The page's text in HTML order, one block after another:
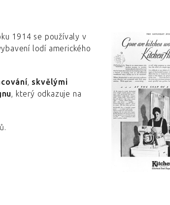
1914 se používaly v
lodí amerického
, skvělými
, který odkazuje na